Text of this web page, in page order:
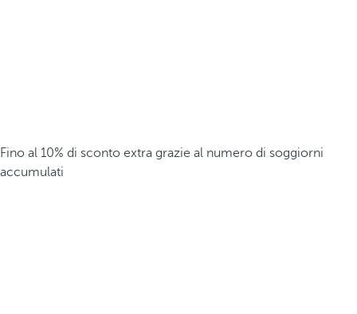
Fino al 10% di sconto extra grazie al numero di soggiorni
accumulati